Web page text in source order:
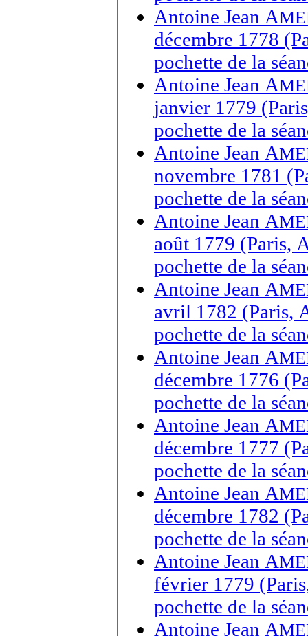
Antoine Jean A
décembre 1778
pochette de la
Antoine Jean A
janvier 1779
pochette de la
Antoine Jean A
novembre 1781
pochette de la
Antoine Jean A
août 1779 (Paris,
pochette de la
Antoine Jean A
avril 1782 (Paris,
pochette de la
Antoine Jean A
décembre 1776
pochette de la
Antoine Jean A
décembre 1777
pochette de la
Antoine Jean A
décembre 1782
pochette de la
Antoine Jean A
février 1779
pochette de la
Antoine Jean A